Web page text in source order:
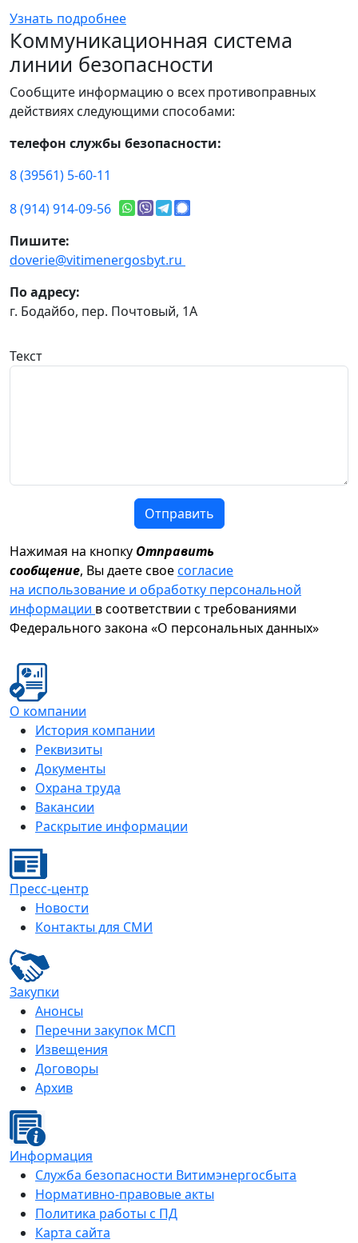
Узнать подробнее
Коммуникационная система
линии безопасности
Сообщите информацию о всех противоправных
действиях следующими способами:
телефон службы безопасности:
8 (39561) 5-60-11
8 (914) 914-09-56
Пишите:
doverie@vitimenergosbyt.ru
По адресу:
г. Бодайбо, пер. Почтовый, 1А
Текст
Отправить
Нажимая на кнопку Отправить
сообщение, Вы даете своесогласие
на использование и обработку персональной
информации в соответствии с требованиями
Федерального закона «О персональных данных»
О компании
История компании
Реквизиты
Документы
Охрана труда
Вакансии
Раскрытие информации
Пресс-центр
Новости
Контакты для СМИ
Закупки
Анонсы
Перечни закупок МСП
Извещения
Договоры
Архив
Информация
Служба безопасности Витимэнергосбыта
Нормативно-правовые акты
Политика работы с ПД
Карта сайта